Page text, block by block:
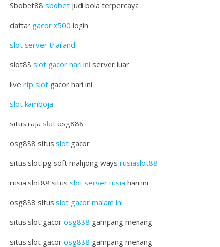
Sbobet88 sbobet judi bola terpercaya
daftar gacor x500 login
slot server thailand
slot88 slot gacor hari ini server luar
live rtp slot gacor hari ini
slot kamboja
situs raja slot osg888
osg888 situs slot gacor
situs slot pg soft mahjong ways rusiaslot88
rusia slot88 situs slot server rusia hari ini
osg888 situs slot gacor malam ini
situs slot gacor osg888 gampang menang
situs slot gacor osg888 gampang menang